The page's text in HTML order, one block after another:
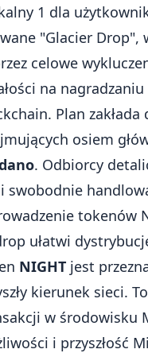
1 dla
"Glacier
celowe
na
Plan
osiem
. Odbiorcy
swobodnie
tokenów
ułatwi
NIGHT jest
kierunek sieci.
w środowisku
i przyszłość